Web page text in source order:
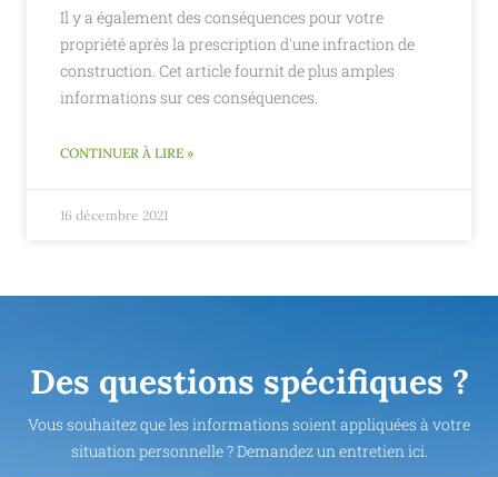
Il y a également des conséquences pour votre
propriété après la prescription d'une infraction de
construction. Cet article fournit de plus amples
informations sur ces conséquences.
CONTINUER À LIRE »
16 décembre 2021
Des questions spécifiques ?
Vous souhaitez que les informations soient appliquées à votre
situation personnelle ? Demandez un entretien ici.